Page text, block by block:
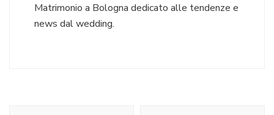
Matrimonio a Bologna dedicato alle tendenze e
news dal wedding.